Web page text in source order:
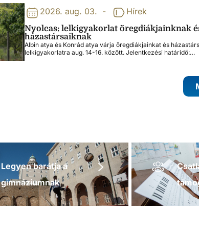
2026. aug. 03. - Hírek
Nyolcas: lelkigyakorlat öregdiákjainknak
házastársaiknak
Albin atya és Konrád atya várja öregdiákjainkat és
lelkigyakorlatra aug. 14-16. között. Jelentkezési határidő:…
Legyen barátja a
gimnáziumnak